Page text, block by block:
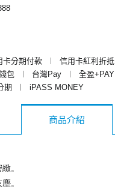
卡分期付款 ︱ 信用卡紅利折抵
包 ︱ 台灣Pay ︱ 全盈+PAY
期 ︱ iPASS MONEY
商品介紹
。
。